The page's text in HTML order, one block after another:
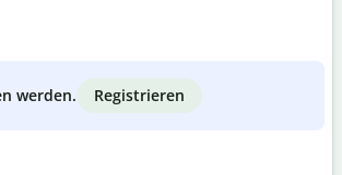
werden. Registrieren